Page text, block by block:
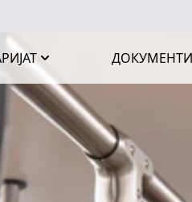
ДОКУМЕНТИ